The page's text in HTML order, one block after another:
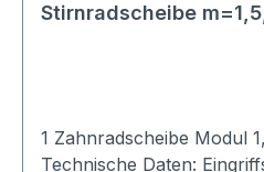
Stirnradscheibe
1 Zahnradscheibe Modul
Technische Daten: